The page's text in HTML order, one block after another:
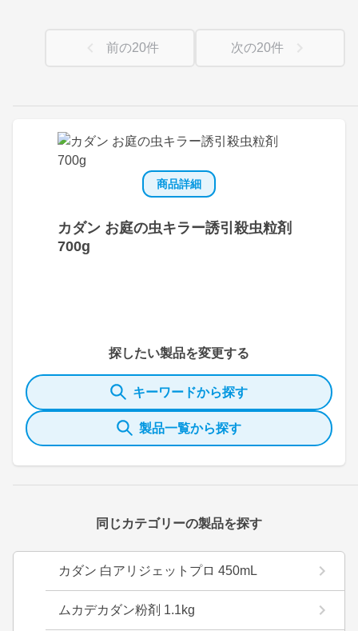
商品詳細
カダン お庭の虫キラー誘引殺虫粒剤
700g
探したい製品を変更する
キーワードから探す
製品一覧から探す
同じカテゴリーの製品を探す
カダン 白アリジェットプロ 450mL
ムカデカダン粉剤 1.1kg
前の20件 次の20件